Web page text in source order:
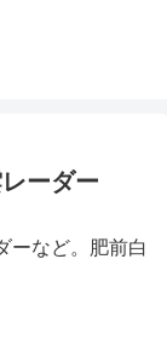
ーダー
ーなど。肥前白